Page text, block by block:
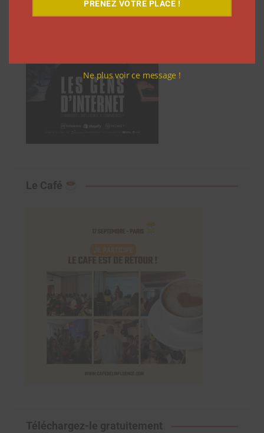
Le Café
Téléchargez-le gratuitement
PRENEZ VOTRE PLACE !
Ne plus voir ce message !